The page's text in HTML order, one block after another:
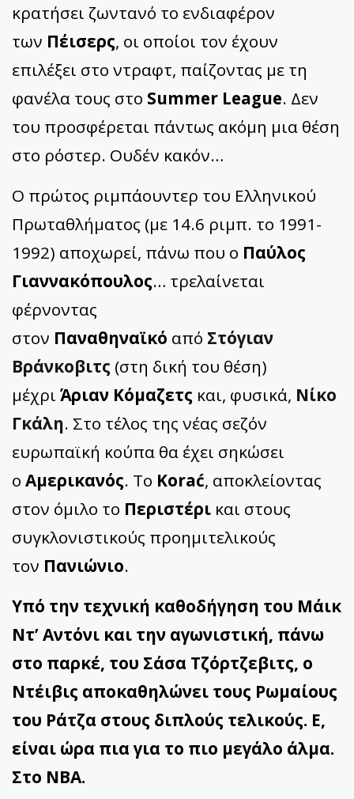
κρατήσει ζωντανό το ενδιαφέρον
των Πέισερς, οι οποίοι τον έχουν
επιλέξει στο ντραφτ, παίζοντας με τη
φανέλα τους στο Summer League. Δεν
του προσφέρεται πάντως ακόμη μια θέση
στο ρόστερ. Ουδέν κακόν…
Ο πρώτος ριμπάουντερ του Ελληνικού
Πρωταθλήματος (με 14.6 ριμπ. το 1991-
1992) αποχωρεί, πάνω που ο Παύλος
Γιαννακόπουλος… τρελαίνεται
φέρνοντας
στον Παναθηναϊκό από Στόγιαν
Βράνκοβιτς (στη δική του θέση)
μέχρι Άριαν Κόμαζετς και, φυσικά, Νίκο
Γκάλη. Στο τέλος της νέας σεζόν
ευρωπαϊκή κούπα θα έχει σηκώσει
ο Αμερικανός. Το Korać, αποκλείοντας
στον όμιλο το Περιστέρι και στους
συγκλονιστικούς προημιτελικούς
τον Πανιώνιο.
Υπό την τεχνική καθοδήγηση του Μάικ
Ντ’ Αντόνι και την αγωνιστική, πάνω
στο παρκέ, του Σάσα Τζόρτζεβιτς, ο
Ντέιβις αποκαθηλώνει τους Ρωμαίους
του Ράτζα στους διπλούς τελικούς. Ε,
είναι ώρα πια για το πιο μεγάλο άλμα.
Στο ΝΒΑ.